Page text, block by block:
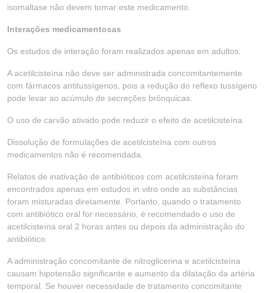
isomaltase não devem tomar este medicamento.
Interações medicamentosas
Os estudos de interação foram realizados apenas em adultos.
A acetilcisteína não deve ser administrada concomitantemente
com fármacos antitussígenos, pois a redução do reflexo tussígeno
pode levar ao acúmulo de secreções brônquicas.
O uso de carvão ativado pode reduzir o efeito de acetilcisteína.
Dissolução de formulações de acetilcisteína com outros
medicamentos não é recomendada.
Relatos de inativação de antibióticos com acetilcisteína foram
encontrados apenas em estudos in vitro onde as substâncias
foram misturadas diretamente. Portanto, quando o tratamento
com antibiótico oral for necessário, é recomendado o uso de
acetilcisteína oral 2 horas antes ou depois da administração do
antibiótico.
A administração concomitante de nitroglicerina e acetilcisteína
causam hipotensão significante e aumento da dilatação da artéria
temporal. Se houver necessidade de tratamento concomitante